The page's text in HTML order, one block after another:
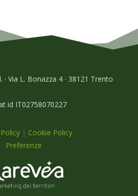
Via L. Bonazza 4 · 38121 Trento
id IT02758070227
| Cookie Policy
Preferenze